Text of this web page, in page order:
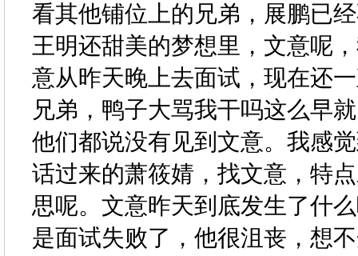
看其他铺位上的兄弟，展鹏已
王明还甜美的梦想里，文意呢
意从昨天晚上去面试，现在还
兄弟，鸭子大骂我干吗这么早
他们都说没有见到文意。我感
话过来的萧筱婧，找文意，特
思呢。文意昨天到底发生了什
是面试失败了，他很沮丧，想